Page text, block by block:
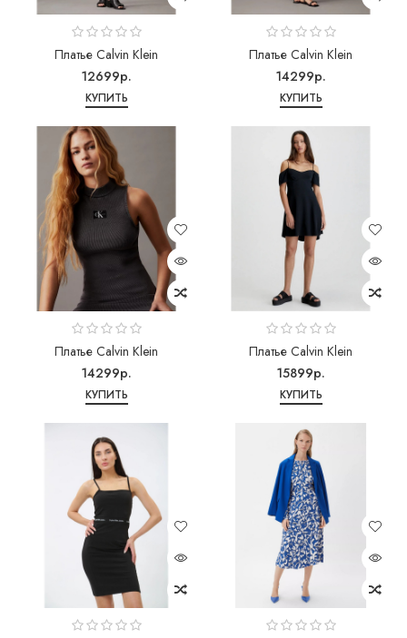
Платье Calvin Klein
12699р.
КУПИТЬ
Платье Calvin Klein
14299р.
КУПИТЬ
Платье Calvin Klein
14299р.
КУПИТЬ
Платье Calvin Klein
15899р.
КУПИТЬ